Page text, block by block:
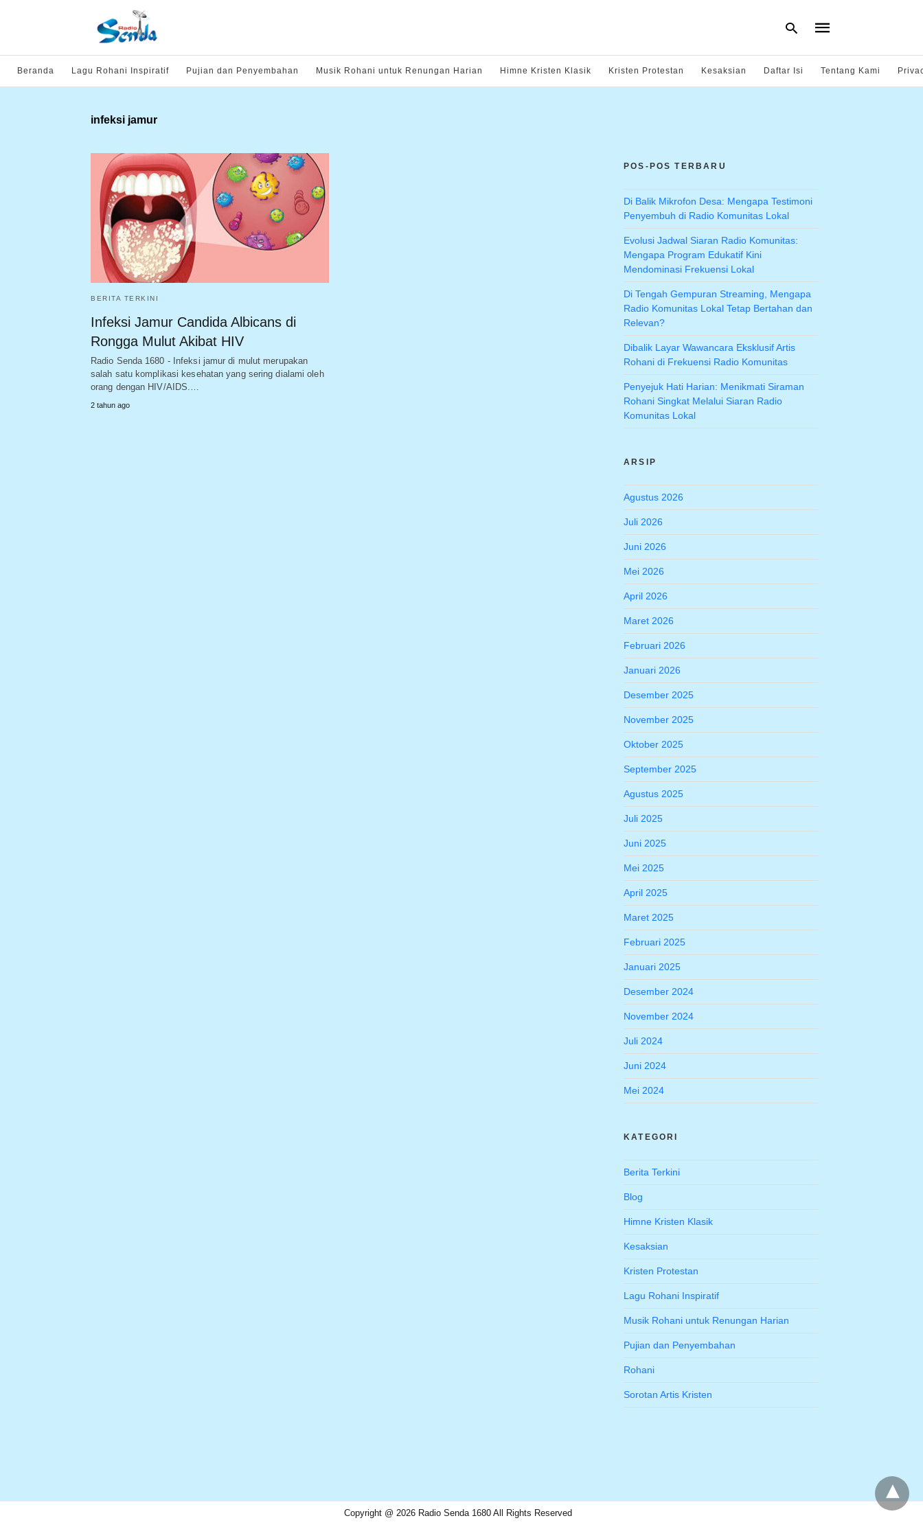
Beranda Lagu Rohani Inspiratif Pujian dan Penyembahan Musik Rohani untuk Renungan Harian Himne Kristen Klasik Kristen Protestan Kesaksian Daftar Isi Tentang Kami
infeksi jamur
BERITA TERKINI
Infeksi Jamur Candida Albicans di
Rongga Mulut Akibat HIV
Radio Senda 1680 - Infeksi jamur di mulut merupakan
salah satu komplikasi kesehatan yang sering dialami oleh
orang dengan HIV/AIDS.…
2 tahun ago
POS-POS TERBARU
Di Balik Mikrofon Desa: Mengapa Testimoni
Penyembuh di Radio Komunitas Lokal
Evolusi Jadwal Siaran Radio Komunitas:
Mengapa Program Edukatif Kini
Mendominasi Frekuensi Lokal
Di Tengah Gempuran Streaming, Mengapa
Radio Komunitas Lokal Tetap Bertahan dan
Relevan?
Dibalik Layar Wawancara Eksklusif Artis
Rohani di Frekuensi Radio Komunitas
Penyejuk Hati Harian: Menikmati Siraman
Rohani Singkat Melalui Siaran Radio
Komunitas Lokal
ARSIP
Agustus 2026
Juli 2026
Juni 2026
Mei 2026
April 2026
Maret 2026
Februari 2026
Januari 2026
Desember 2025
November 2025
Oktober 2025
September 2025
Agustus 2025
Juli 2025
Juni 2025
Mei 2025
April 2025
Maret 2025
Februari 2025
Januari 2025
Desember 2024
November 2024
Juli 2024
Juni 2024
Mei 2024
KATEGORI
Berita Terkini
Blog
Himne Kristen Klasik
Kesaksian
Kristen Protestan
Lagu Rohani Inspiratif
Musik Rohani untuk Renungan Harian
Pujian dan Penyembahan
Rohani
Sorotan Artis Kristen
Copyright @ 2026 Radio Senda 1680 All Rights Reserved